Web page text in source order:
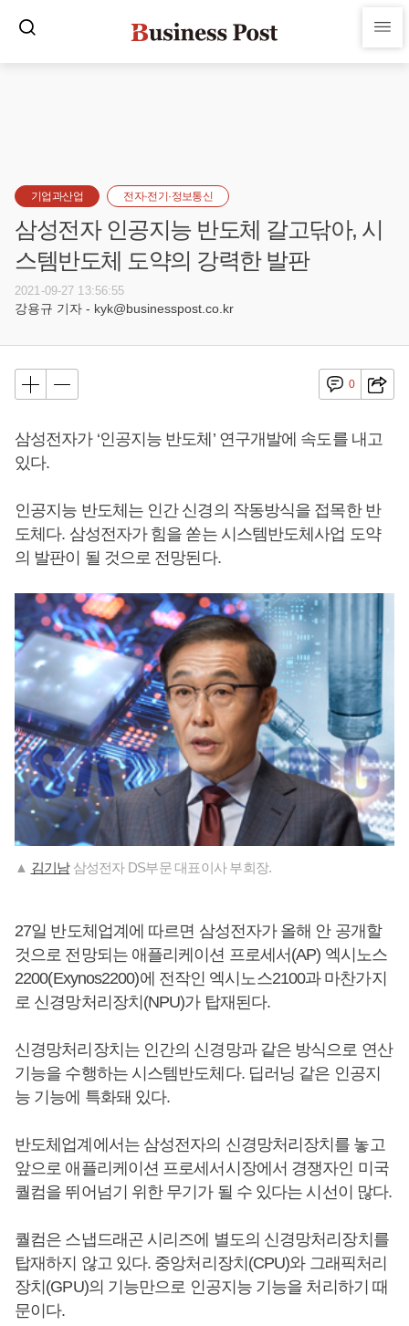
기업과산업 전자·전기·정보통신
삼성전자 인공지능 반도체 갈고닦아, 시
스템반도체 도약의 강력한 발판
2021-09-27 13:56:55
강용규 기자 - kyk@businesspost.co.kr
0
삼성전자가 ‘인공지능 반도체’ 연구개발에 속도를 내고
있다.
인공지능 반도체는 인간 신경의 작동방식을 접목한 반
도체다. 삼성전자가 힘을 쏟는 시스템반도체사업 도약
의 발판이 될 것으로 전망된다.
▲ 김기남삼성전자 DS부문 대표이사 부회장.
27일 반도체업계에 따르면 삼성전자가 올해 안 공개할
것으로 전망되는 애플리케이션 프로세서(AP) 엑시노스
2200(Exynos2200)에 전작인 엑시노스2100과 마찬가지
로 신경망처리장치(NPU)가 탑재된다.
신경망처리장치는 인간의 신경망과 같은 방식으로 연산
기능을 수행하는 시스템반도체다. 딥러닝 같은 인공지
능 기능에 특화돼 있다.
반도체업계에서는 삼성전자의 신경망처리장치를 놓고
앞으로 애플리케이션 프로세서시장에서 경쟁자인 미국
퀄컴을 뛰어넘기 위한 무기가 될 수 있다는 시선이 많다.
퀄컴은 스냅드래곤 시리즈에 별도의 신경망처리장치를
탑재하지 않고 있다. 중앙처리장치(CPU)와 그래픽처리
장치(GPU)의 기능만으로 인공지능 기능을 처리하기 때
문이다.